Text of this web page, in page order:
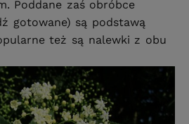
Poddane zaś obróbce
gotowane) są podstawą
też są nalewki z obu